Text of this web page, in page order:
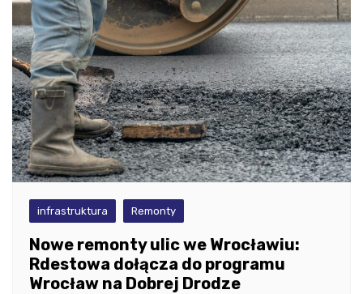
infrastruktura Remonty
Nowe remonty ulic we Wrocławiu:
Rdestowa dołącza do programu
Wrocław na Dobrej Drodze